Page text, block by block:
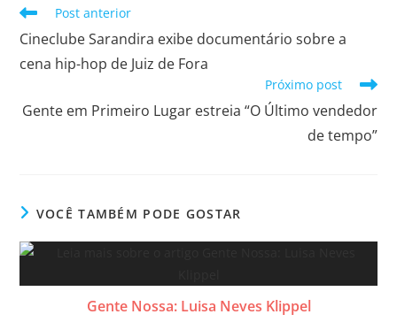
Post anterior
Cineclube Sarandira exibe documentário sobre a
cena hip-hop de Juiz de Fora
Próximo post
Gente em Primeiro Lugar estreia “O Último vendedor
de tempo”
VOCÊ TAMBÉM PODE GOSTAR
Gente Nossa: Luisa Neves Klippel